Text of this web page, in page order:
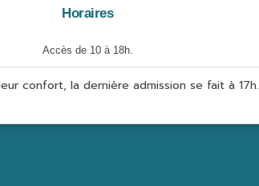
Horaires
Accès de 10 à 18h.
confort, la dernière admission se fait à 17h.